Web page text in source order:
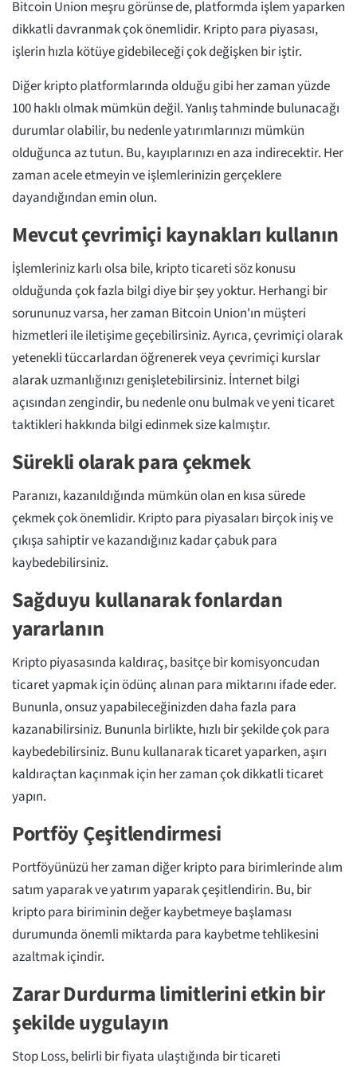
Bitcoin Union meşru görünse de, platformda işlem yaparken
dikkatli davranmak çok önemlidir. Kripto para piyasası,
işlerin hızla kötüye gidebileceği çok değişken bir iştir.
Diğer kripto platformlarında olduğu gibi her zaman yüzde
100 haklı olmak mümkün değil. Yanlış tahminde bulunacağı
durumlar olabilir, bu nedenle yatırımlarınızı mümkün
olduğunca az tutun. Bu, kayıplarınızı en aza indirecektir. Her
zaman acele etmeyin ve işlemlerinizin gerçeklere
dayandığından emin olun.
Mevcut çevrimiçi kaynakları kullanın
İşlemleriniz karlı olsa bile, kripto ticareti söz konusu
olduğunda çok fazla bilgi diye bir şey yoktur. Herhangi bir
sorununuz varsa, her zaman Bitcoin Union'ın müşteri
hizmetleri ile iletişime geçebilirsiniz. Ayrıca, çevrimiçi olarak
yetenekli tüccarlardan öğrenerek veya çevrimiçi kurslar
alarak uzmanlığınızı genişletebilirsiniz. İnternet bilgi
açısından zengindir, bu nedenle onu bulmak ve yeni ticaret
taktikleri hakkında bilgi edinmek size kalmıştır.
Sürekli olarak para çekmek
Paranızı, kazanıldığında mümkün olan en kısa sürede
çekmek çok önemlidir. Kripto para piyasaları birçok iniş ve
çıkışa sahiptir ve kazandığınız kadar çabuk para
kaybedebilirsiniz.
Sağduyu kullanarak fonlardan
yararlanın
Kripto piyasasında kaldıraç, basitçe bir komisyoncudan
ticaret yapmak için ödünç alınan para miktarını ifade eder.
Bununla, onsuz yapabileceğinizden daha fazla para
kazanabilirsiniz. Bununla birlikte, hızlı bir şekilde çok para
kaybedebilirsiniz. Bunu kullanarak ticaret yaparken, aşırı
kaldıraçtan kaçınmak için her zaman çok dikkatli ticaret
yapın.
Portföy Çeşitlendirmesi
Portföyünüzü her zaman diğer kripto para birimlerinde alım
satım yaparak ve yatırım yaparak çeşitlendirin. Bu, bir
kripto para biriminin değer kaybetmeye başlaması
durumunda önemli miktarda para kaybetme tehlikesini
azaltmak içindir.
Zarar Durdurma limitlerini etkin bir
şekilde uygulayın
Stop Loss, belirli bir fiyata ulaştığında bir ticareti